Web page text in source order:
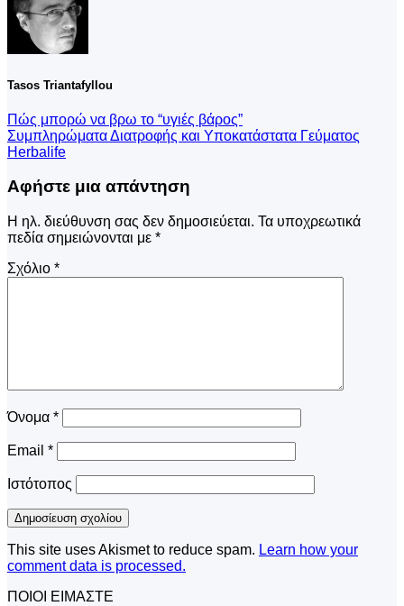
Tasos Triantafyllou
Πώς μπορώ να βρω το “υγιές βάρος”
Συμπληρώματα Διατροφής και Υποκατάστατα Γεύματος
Herbalife
Αφήστε μια απάντηση
Η ηλ. διεύθυνση σας δεν δημοσιεύεται. Τα υποχρεωτικά
πεδία σημειώνονται με *
Σχόλιο *
Όνομα *
Email *
Ιστότοπος
This site uses Akismet to reduce spam. Learn how your
comment data is processed.
ΠΟΙΟΙ ΕΙΜΑΣΤΕ